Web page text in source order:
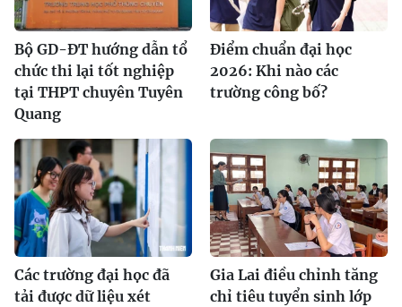
Bộ GD-ĐT hướng dẫn tổ
chức thi lại tốt nghiệp
tại THPT chuyên Tuyên
Quang
Điểm chuẩn đại học
2026: Khi nào các
trường công bố?
Các trường đại học đã
tải được dữ liệu xét
Gia Lai điều chỉnh tăng
chỉ tiêu tuyển sinh lớp